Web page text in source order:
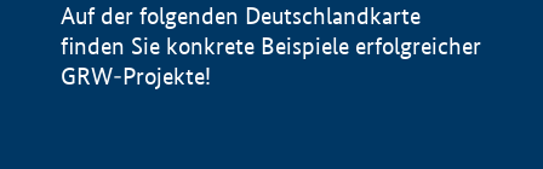
Auf der folgenden Deutschlandkarte
finden Sie konkrete Beispiele erfolgreicher
GRW-Projekte!